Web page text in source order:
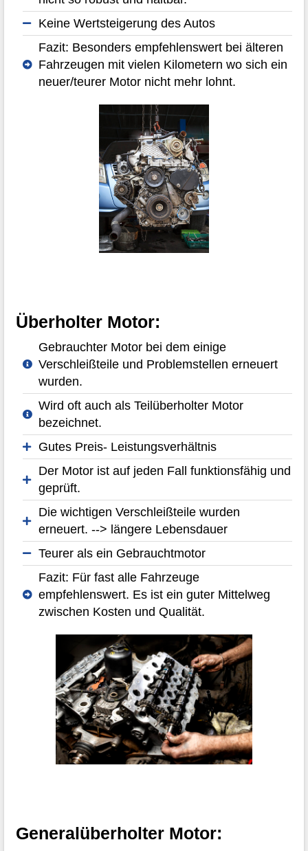
Keine Wertsteigerung des Autos
Fazit: Besonders empfehlenswert bei älteren
Fahrzeugen mit vielen Kilometern wo sich ein
neuer/teurer Motor nicht mehr lohnt.
Überholter Motor:
Gebrauchter Motor bei dem einige
Verschleißteile und Problemstellen erneuert
wurden.
Wird oft auch als Teilüberholter Motor
bezeichnet.
Gutes Preis- Leistungsverhältnis
Der Motor ist auf jeden Fall funktionsfähig und
geprüft.
Die wichtigen Verschleißteile wurden
erneuert. --> längere Lebensdauer
Teurer als ein Gebrauchtmotor
Fazit: Für fast alle Fahrzeuge
empfehlenswert. Es ist ein guter Mittelweg
zwischen Kosten und Qualität.
Generalüberholter Motor: